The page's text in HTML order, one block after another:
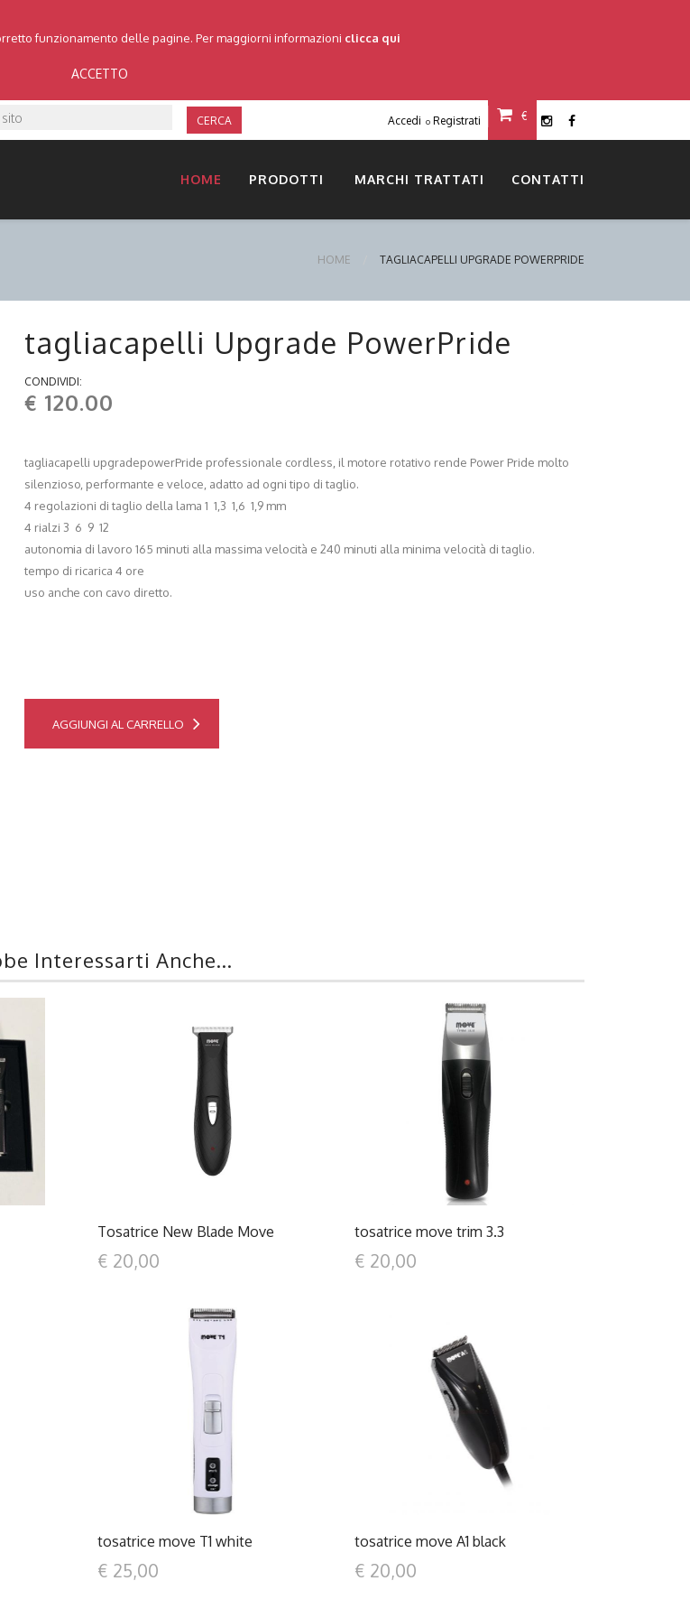
funzionamento delle pagine. Per maggiorni informazioni clicca qui
ACCETTO
CERCA Accedi o Registrati €
HOME PRODOTTI MARCHI TRATTATI CONTATTI
HOME TAGLIACAPELLI UPGRADE POWERPRIDE
tagliacapelli Upgrade PowerPride
CONDIVIDI:
€ 120.00
tagliacapelli upgradepowerPride professionale cordless, il motore rotativo rende Power Pride molto
silenzioso, performante e veloce, adatto ad ogni tipo di taglio.
4 regolazioni di taglio della lama 1 1,3 1,6 1,9 mm
4 rialzi 3 6 9 12
autonomia di lavoro 165 minuti alla massima velocità e 240 minuti alla minima velocità di taglio.
tempo di ricarica 4 ore
uso anche con cavo diretto.
AGGIUNGI AL CARRELLO
Interessarti Anche...
DETTAGLI
Tosatrice New Blade Move
€ 20,00
DETTAGLI
tosatrice move trim 3.3
€ 20,00
DETTAGLI
tosatrice move T1 white
€ 25,00
DETTAGLI
tosatrice move A1 black
€ 20,00